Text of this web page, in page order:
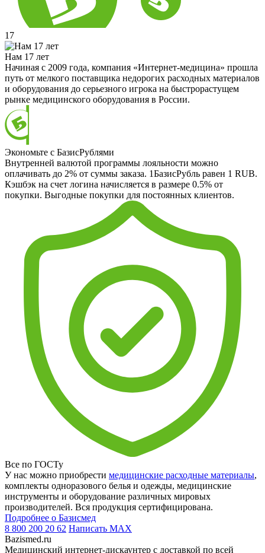
17
Нам 17 лет
Начиная с 2009 года, компания «Интернет-медицина» прошла
путь от мелкого поставщика недорогих расходных материалов
и оборудования до серьезного игрока на быстрорастущем
рынке медицинского оборудования в России.
Экономьте с БазисРублями
Внутренней валютой программы лояльности можно
оплачивать до 2% от суммы заказа. 1БазисРубль равен 1 RUB.
Кэшбэк на счет логина начисляется в размере 0.5% от
покупки. Выгодные покупки для постоянных клиентов.
Все по ГОСТу
У нас можно приобрести медицинские расходные материалы,
комплекты одноразового белья и одежды, медицинские
инструменты и оборудование различных мировых
производителей. Вся продукция сертифицирована.
Подробнее о Базисмед
8 800 200 20 62 Написать MAX
Bazismed.ru
Медицинский интернет-дискаунтер с доставкой по всей